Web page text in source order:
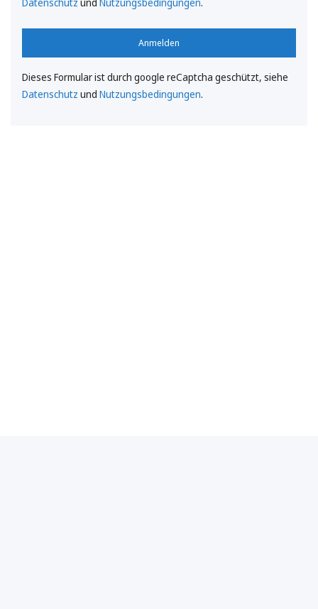
Anmelden
Dieses Formular ist durch google reCaptcha geschützt, siehe
Datenschutz und Nutzungsbedingungen.